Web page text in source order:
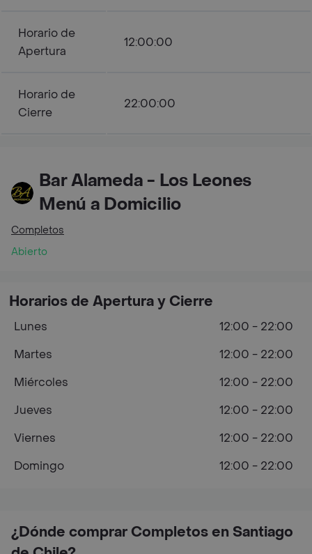
Horario de
Apertura
12:00:00
Horario de
Cierre
22:00:00
Bar Alameda - Los Leones
Menú a Domicilio
Completos
Abierto
¿Dónde comprar Completos en Santiago
Horarios de Apertura y Cierre
Lunes
12:00 - 22:00
Martes
12:00 - 22:00
Miércoles
12:00 - 22:00
Jueves
12:00 - 22:00
Viernes
12:00 - 22:00
Domingo
12:00 - 22:00